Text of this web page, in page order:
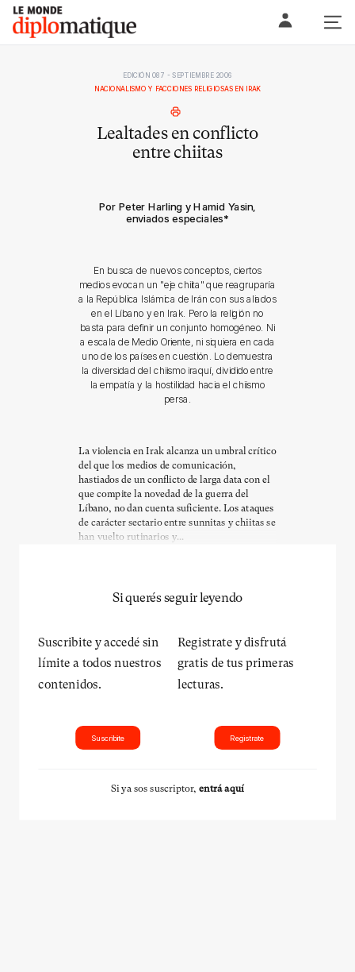
Skip
content
Le monde diplomatique
EDICIÓN 087 - SEPTIEMBRE 2006
NACIONALISMO Y FACCIONES RELIGIOSAS EN IRAK
Lealtades en conflicto
entre chiitas
Por Peter Harling y Hamid Yasin,
enviados especiales*
En busca de nuevos conceptos, ciertos
medios evocan un "eje chiita" que reagruparía
a la República Islámica de Irán con sus aliados
en el Líbano y en Irak. Pero la religión no
basta para definir un conjunto homogéneo. Ni
a escala de Medio Oriente, ni siquiera en cada
uno de los países en cuestión. Lo demuestra
la diversidad del chiismo iraquí, dividido entre
la empatía y la hostilidad hacia el chiismo
persa.
La violencia en Irak alcanza un umbral crítico
del que los medios de comunicación,
hastiados de un conflicto de larga data con el
que compite la novedad de la guerra del
Líbano, no dan cuenta suficiente. Los ataques
de carácter sectario entre sunnitas y chiitas se
han vuelto rutinarios y...
Si querés seguir leyendo
Suscribite y accedé sin
límite a todos nuestros
contenidos.
Suscribite
Registrate y disfrutá
gratis de tus primeras
lecturas.
Registrate
Si ya sos suscriptor, entrá aquí